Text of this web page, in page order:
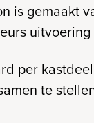
is gemaakt
per
te